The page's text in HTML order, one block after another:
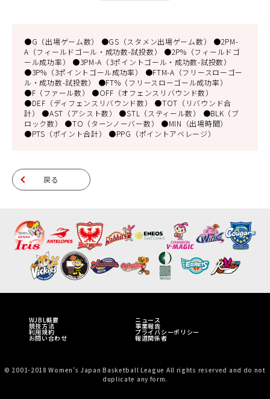
●G（出場ゲーム数） ●GS（スタメン出場ゲーム数） ●2PM-
A（フィールドゴール・成功数-試投数） ●2P%（フィールドゴ
ール成功率） ●3PM-A（3ポイントゴール・成功数-試投数）
●3P%（3ポイントゴール成功率） ●FTM-A（フリースローゴー
ル・成功数-試投数） ●FT%（フリースローゴール成功率）
●F（ファール数） ●OFF（オフェンスリバウンド数）
●DEF（ディフェンスリバウンド数） ●TOT（リバウンド合
計） ●AST（アシスト数） ●STL（スティール数） ●BLK（ブ
ロック数） ●TO（ターンノーバー数） ●MIN（出場時間）
●PTS（ポイント合計） ●PPG（ポイントアベレージ）
戻る
WJBL概要 ニュース
競技方法 事業報告
利用規約 プライバシーポリシー
お問い合わせ 報道関係者
© 2001-2018 Women's Japan Basketball League All rights reserved and do not
duplicate any form.